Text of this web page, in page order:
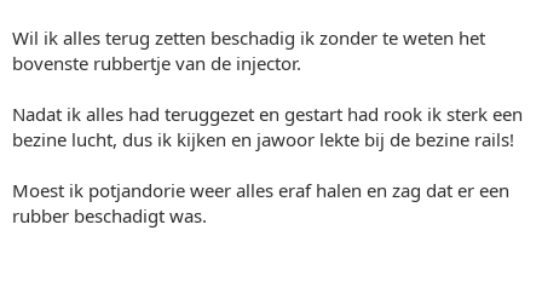
Wil ik alles terug zetten beschadig ik zonder te weten het
bovenste rubbertje van de injector.
Nadat ik alles had teruggezet en gestart had rook ik sterk een
bezine lucht, dus ik kijken en jawoor lekte bij de bezine rails!
Moest ik potjandorie weer alles eraf halen en zag dat er een
rubber beschadigt was.